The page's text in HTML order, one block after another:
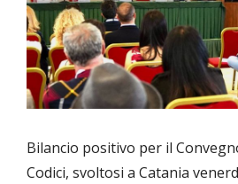
Bilancio positivo per il
Codici, svoltosi a Catania